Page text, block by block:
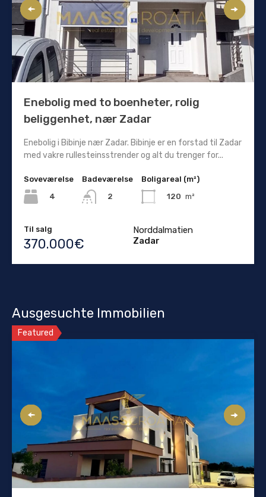
Enebolig med to boenheter, rolig
beliggenhet, nær Zadar
Enebolig i Bibinje nær Zadar. Bibinje er en forstad til Zadar
med vakre rullesteinsstrender og alt du trenger for...
Soveværelse
4
Badeværelse
2
Boligareal (m²)
120 m²
Til salg
370.000€
Norddalmatien
Zadar
Ausgesuchte Immobilien
Featured